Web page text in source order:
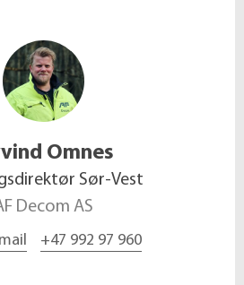
Omnes
Sør-Vest
Decom AS
+47 992 97 960